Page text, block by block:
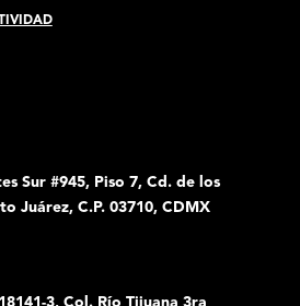
Sur #945, Piso 7, Cd. de los
Juárez, C.P. 03710, CDMX
3, Col. Río Tijuana 3ra